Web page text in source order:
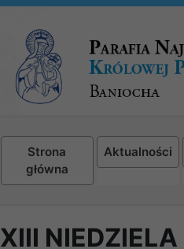
Strona
główna
Aktualności
XIII